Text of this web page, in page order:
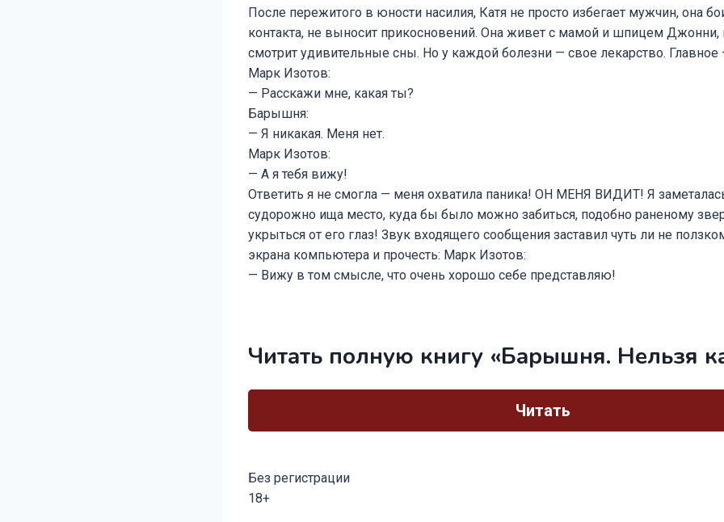
После пережитого в юности насилия, Катя не просто избегает мужчин, она
контакта, не выносит прикосновений. Она живет с мамой и шпицем
смотрит удивительные сны. Но у каждой болезни — свое лекарство. Главное
Марк Изотов:
— Расскажи мне, какая ты?
Барышня:
— Я никакая. Меня нет.
Марк Изотов:
— А я тебя вижу!
Ответить я не смогла — меня охватила паника! ОН МЕНЯ ВИДИТ! Я
судорожно ища место, куда бы было можно забиться, подобно раненому
укрыться от его глаз! Звук входящего сообщения заставил чуть ли не
экрана компьютера и прочесть: Марк Изотов:
— Вижу в том смысле, что очень хорошо себе
Читать полную книгу «Барышня. Нельзя
Читать
Без регистрации
18+